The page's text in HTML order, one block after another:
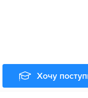
Хочу